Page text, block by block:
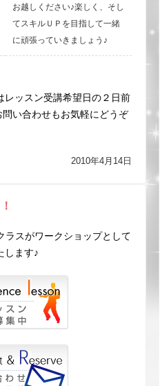
お越しください♪楽しく、そし
てスキルＵＰを目指して一緒
に頑張っていきましょう♪
レッスン受講希望日の２日前
問い合わせもお気軽にどうぞ
2010年4月14日
スがワークショップとして
します♪